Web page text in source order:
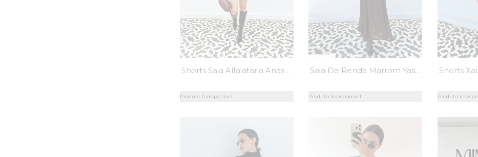
Shorts Saia Alfaiataria Anastasia - MiniMoni
Produto Indisponível
Saia De Renda Marrom Yasmine - MiniMoni
Produto Indisponível Produto